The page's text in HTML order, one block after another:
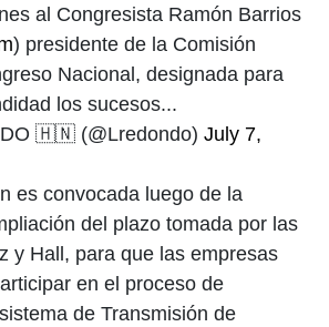
al Congresista Ramón Barrios
) presidente de la Comisión
Nacional, designada para
los sucesos...
🇭🇳 (@Lredondo) July 7,
es convocada luego de la
del plazo tomada por las
y Hall, para que las empresas
en el proceso de
de Transmisión de